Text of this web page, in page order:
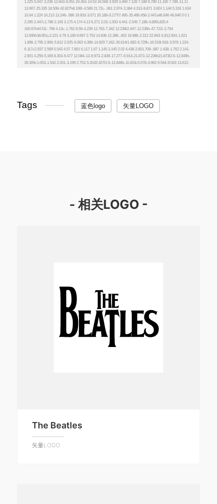
Tags 蓝色logo 矢量LOGO
- 相关LOGO -
The Beatles
矢量LOGO